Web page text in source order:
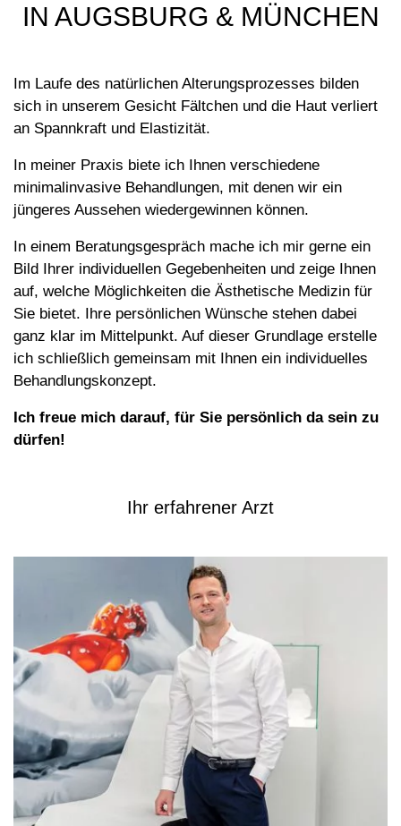
IN AUGSBURG & MÜNCHEN
Im Laufe des natürlichen Alterungsprozesses bilden
sich in unserem Gesicht Fältchen und die Haut verliert
an Spannkraft und Elastizität.
In meiner Praxis biete ich Ihnen verschiedene
minimalinvasive Behandlungen, mit denen wir ein
jüngeres Aussehen wiedergewinnen können.
In einem Beratungsgespräch mache ich mir gerne ein
Bild Ihrer individuellen Gegebenheiten und zeige Ihnen
auf, welche Möglichkeiten die Ästhetische Medizin für
Sie bietet. Ihre persönlichen Wünsche stehen dabei
ganz klar im Mittelpunkt. Auf dieser Grundlage erstelle
ich schließlich gemeinsam mit Ihnen ein individuelles
Behandlungskonzept.
Ich freue mich darauf, für Sie persönlich da sein zu
dürfen!
Ihr erfahrener Arzt